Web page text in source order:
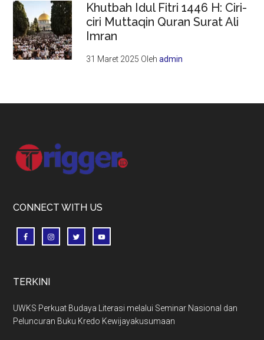
Khutbah Idul Fitri 1446 H: Ciri-
ciri Muttaqin Quran Surat Ali
Imran
31 Maret 2025 Olehadmin
Footer
CONNECT WITH US
TERKINI
UWKS Perkuat Budaya Literasi melalui Seminar Nasional dan
Peluncuran Buku Kredo Kewijayakusumaan